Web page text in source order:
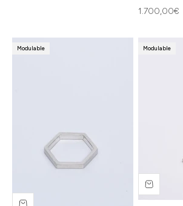
Prix de vente
1.700,00€
Modulable Modulable